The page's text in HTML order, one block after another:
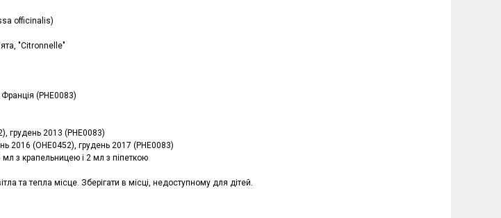
officinalis)
"Citronnelle"
(PHE0083)
грудень 2013 (PHE0083)
2016 (OHE0452), грудень 2017 (PHE0083)
з крапельницею і 2 мл з піпеткою
та тепла місце. Зберігати в місці, недоступному для дітей.